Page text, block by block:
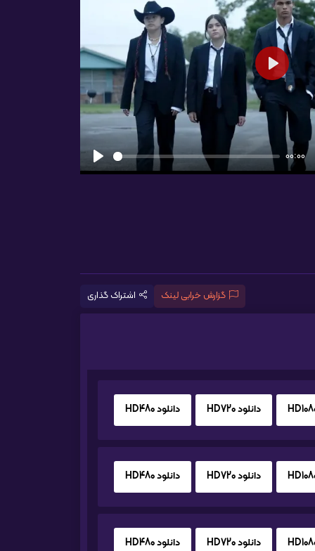
شروع
00:00
شروع
گزارش خرابی لینک اشتراک گذاری
دانلود HD480 دانلود HD720
دانلود HD480 دانلود HD720
دانلود HD480 دانلود HD720